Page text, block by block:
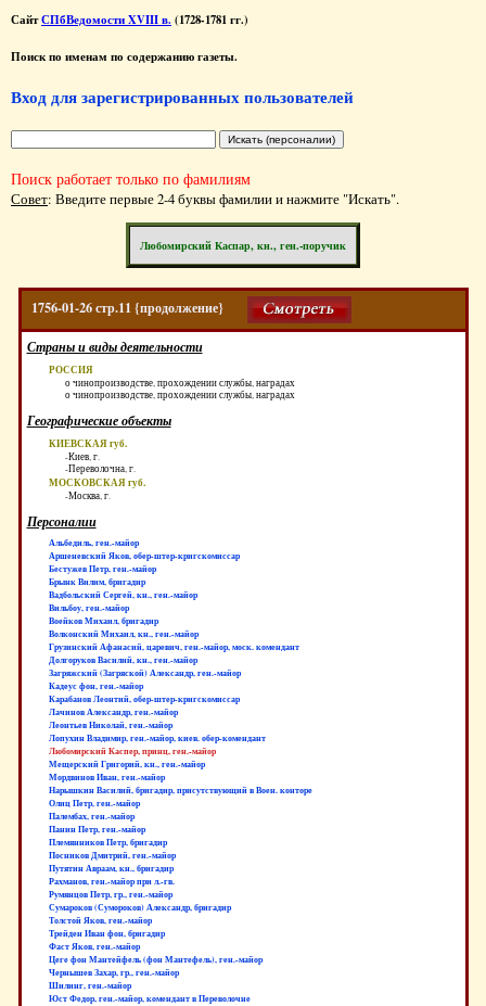
СайтСПбВедомости XVIII в. (1728-1781 гг.)
Поиск по именам по содержанию газеты.
Вход для зарегистрированных пользователей
Поиск работает только по фамилиям
Совет: Введите первые 2-4 буквы фамилии и нажмите "Искать".
Любомирский Каспар, кн., ген.-поручик
1756-01-26 стр.11 {продолжение}
Страны и виды деятельности
РОССИЯ
о чинопроизводстве, прохождении службы, наградах
о чинопроизводстве, прохождении службы, наградах
Географические объекты
КИЕВСКАЯ губ.
-Киев, г.
-Переволочна, г.
МОСКОВСКАЯ губ.
-Москва, г.
Персоналии
Альбедиль, ген.-майор
Аршеневский Яков, обер-штер-кригскомиссар
Бестужев Петр, ген.-майор
Брынк Вилим, бригадир
Вадбольский Сергей, кн., ген.-майор
Вильбоу, ген.-майор
Воейков Михаил, бригадир
Волконский Михаил, кн., ген.-майор
Грузинский Афанасий, царевич, ген.-майор, моск. комендант
Долгоруков Василий, кн., ген.-майор
Загряжский (Загряской) Александр, ген.-майор
Кадеус фон, ген.-майор
Карабанов Леонтий, обер-штер-кригскомиссар
Лачинов Александр, ген.-майор
Леонтьев Николай, ген.-майор
Лопухин Владимир, ген.-майор, киев. обер-комендант
Любомирский Каспер, принц, ген.-майор
Мещерский Григорий, кн., ген.-майор
Мордвинов Иван, ген.-майор
Нарышкин Василий, бригадир, присутствующий в Воен. конторе
Олиц Петр, ген.-майор
Палембах, ген.-майор
Панин Петр, ген.-майор
Племянников Петр, бригадир
Посников Дмитрий, ген.-майор
Путятин Авраам, кн., бригадир
Рахманов, ген.-майор при л.-гв.
Румянцов Петр, гр., ген.-майор
Сумароков (Сумороков) Александр, бригадир
Толстой Яков, ген.-майор
Трейден Иван фон, бригадир
Фаст Яков, ген.-майор
Цеге фон Мантейфель (фон Мантефель), ген.-майор
Чернышев Захар, гр., ген.-майор
Шилинг, ген.-майор
Юст Федор, ген.-майор, комендант в Переволочне